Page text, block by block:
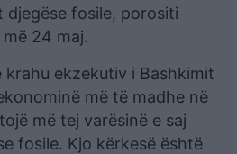
djegëse fosile, porositi
24 maj.
krahu ekzekutiv i Bashkimit
më të madhe në
më tej varësinë e saj
fosile. Kjo kërkesë është